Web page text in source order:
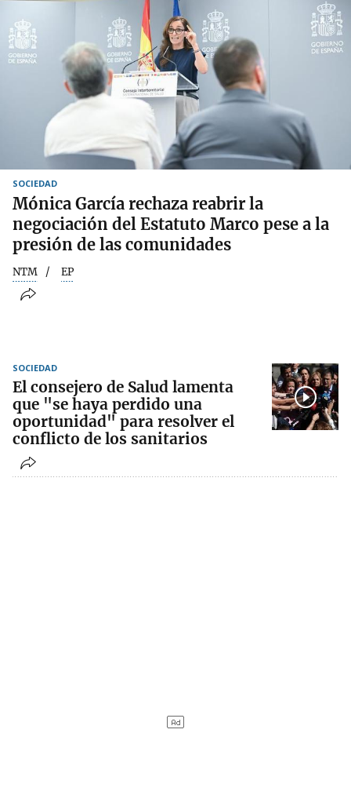
SOCIEDAD
Mónica García rechaza reabrir la
negociación del Estatuto Marco pese a la
presión de las comunidades
NTM EP
SOCIEDAD
El consejero de Salud lamenta
que "se haya perdido una
oportunidad" para resolver el
conflicto de los sanitarios